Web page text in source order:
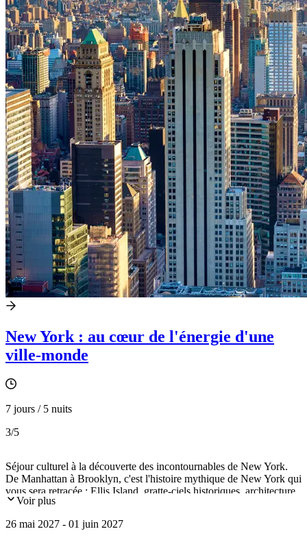
New York : au cœur de l'énergie d'une
ville-monde
7 jours / 5 nuits
3/5
Séjour culturel à la découverte des incontournables de New York.
De Manhattan à Brooklyn, c'est l'histoire mythique de New York qui
vous sera retracée : Ellis Island, gratte-ciels historiques, architecture
iconique, collections d'art des plus prestigieux musées newyorkais,
de cette ville…
Voir plus
26 mai 2027 - 01 juin 2027